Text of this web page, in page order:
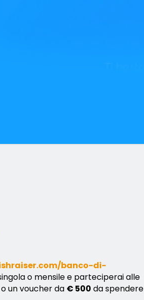
banco-di-
o mensile e parteciperai alle
un voucher da € 500 da spendere